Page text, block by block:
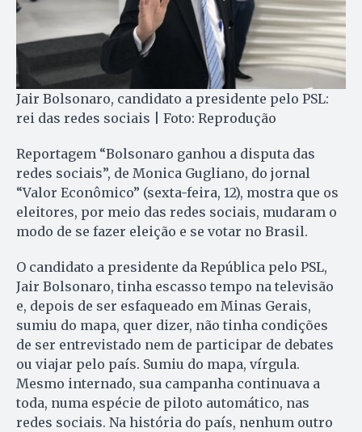
Jair Bolsonaro, candidato a presidente pelo PSL:
rei das redes sociais | Foto: Reprodução
Reportagem “Bolsonaro ganhou a disputa das
redes sociais”, de Monica Gugliano, do jornal
“Valor Econômico” (sexta-feira, 12), mostra que os
eleitores, por meio das redes sociais, mudaram o
modo de se fazer eleição e se votar no Brasil.
O candidato a presidente da República pelo PSL,
Jair Bolsonaro, tinha escasso tempo na televisão
e, depois de ser esfaqueado em Minas Gerais,
sumiu do mapa, quer dizer, não tinha condições
de ser entrevistado nem de participar de debates
ou viajar pelo país. Sumiu do mapa, vírgula.
Mesmo internado, sua campanha continuava a
toda, numa espécie de piloto automático, nas
redes sociais. Na história do país, nenhum outro